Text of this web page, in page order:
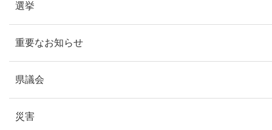
選挙
重要なお知らせ
県議会
災害